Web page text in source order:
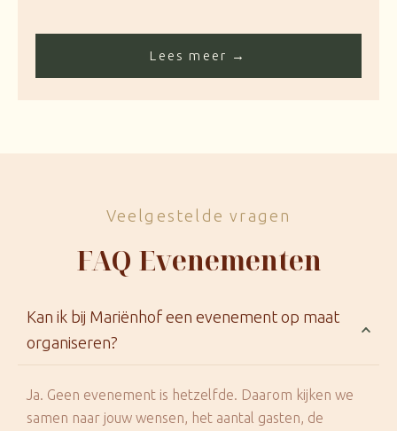
Lees meer →
Veelgestelde vragen
FAQ Evenementen
Kan ik bij Mariënhof een evenement op maat
organiseren?
Ja. Geen evenement is hetzelfde. Daarom kijken we
samen naar jouw wensen, het aantal gasten, de